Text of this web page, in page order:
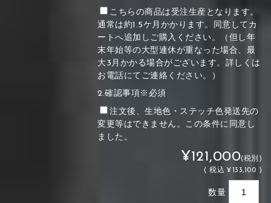
こちらの商品は受注生産となります。
通常は約1.5ケ月かかります。同意してカ
ートへ追加しご購入ください。（但し年
末年始等の大型連休が重なった場合、最
大3月かかる場合がございます。詳しくは
お電話にてご連絡ください。）
2.確認事項※必須
注文後、生地色・ステッチ色発送先の
変更等はできません。この条件に同意し
ました。
¥121,000(税別)
(税込 ¥133,100 )
数量